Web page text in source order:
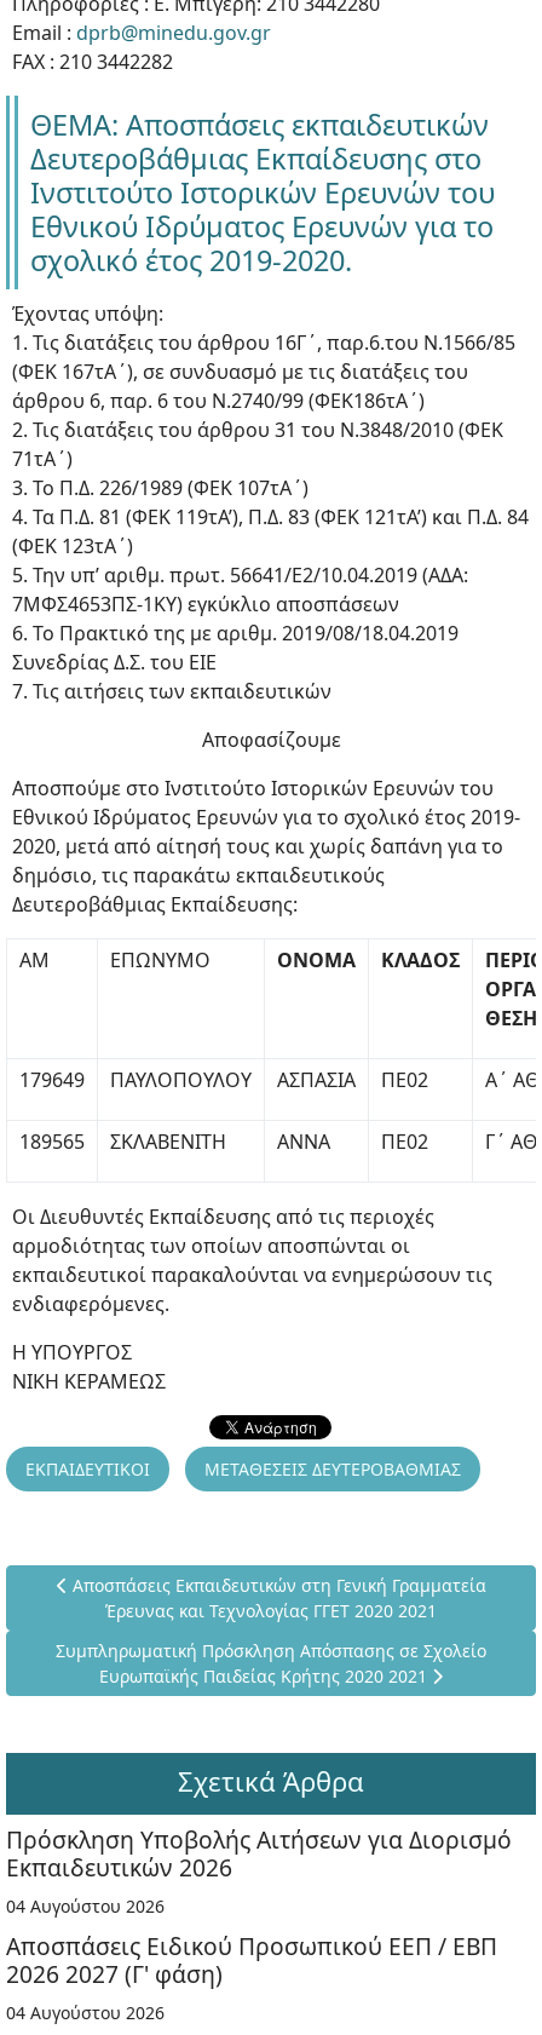
Email : dprb@minedu.gov.gr
FAX : 210 3442282
ΘΕΜΑ: Αποσπάσεις εκπαιδευτικών
Δευτεροβάθμιας Εκπαίδευσης στο
Ινστιτούτο Ιστορικών Ερευνών του
Εθνικού Ιδρύματος Ερευνών για το
σχολικό έτος 2019-2020.
Έχοντας υπόψη:
1. Τις διατάξεις του άρθρου 16Γ΄, παρ.6.του Ν.1566/85
(ΦΕΚ 167τΑ΄), σε συνδυασμό με τις διατάξεις του
άρθρου 6, παρ. 6 του Ν.2740/99 (ΦΕΚ186τΑ΄)
2. Τις διατάξεις του άρθρου 31 του Ν.3848/2010 (ΦΕΚ
71τΑ΄)
3. Το Π.Δ. 226/1989 (ΦΕΚ 107τΑ΄)
4. Τα Π.Δ. 81 (ΦΕΚ 119τΑ’), Π.Δ. 83 (ΦΕΚ 121τΑ’) και Π.Δ. 84
(ΦΕΚ 123τΑ΄)
5. Την υπ’ αριθμ. πρωτ. 56641/Ε2/10.04.2019 (ΑΔΑ:
7ΜΦΣ4653ΠΣ-1ΚΥ) εγκύκλιο αποσπάσεων
6. Το Πρακτικό της με αριθμ. 2019/08/18.04.2019
Συνεδρίας Δ.Σ. του ΕΙΕ
7. Τις αιτήσεις των εκπαιδευτικών
Αποφασίζουμε
Αποσπούμε στο Ινστιτούτο Ιστορικών Ερευνών του
Εθνικού Ιδρύματος Ερευνών για το σχολικό έτος 2019-
2020, μετά από αίτησή τους και χωρίς δαπάνη για το
δημόσιο, τις παρακάτω εκπαιδευτικούς
Δευτεροβάθμιας Εκπαίδευσης:
ΑΜ ΕΠΩΝΥΜΟ ΟΝΟΜΑ ΚΛΑΔΟΣ
179649 ΠΑΥΛΟΠΟΥΛΟΥ ΑΣΠΑΣΙΑ ΠΕ02 Α΄
189565 ΣΚΛΑΒΕΝΙΤΗ ΑΝΝΑ ΠΕ02 Γ΄
Οι Διευθυντές Εκπαίδευσης από τις περιοχές
αρμοδιότητας των οποίων αποσπώνται οι
εκπαιδευτικοί παρακαλούνται να ενημερώσουν τις
ενδιαφερόμενες.
Η ΥΠΟΥΡΓΟΣ
ΝΙΚΗ ΚΕΡΑΜΕΩΣ
ΕΚΠΑΙΔΕΥΤΙΚΟΙ ΜΕΤΑΘΕΣΕΙΣ ΔΕΥΤΕΡΟΒΑΘΜΙΑΣ
Προηγούμενο άρθρο: Αποσπάσεις Εκπαιδευτικών στη
Αποσπάσεις Εκπαιδευτικών στη Γενική Γραμματεία
Έρευνας και Τεχνολογίας ΓΓΕΤ 2020 2021
Επόμενο άρθρο: Συμπληρωματική Πρόσκληση Απόσπασης
Συμπληρωματική Πρόσκληση Απόσπασης σε Σχολείο
Ευρωπαϊκής Παιδείας Κρήτης 2020 2021
Σχετικά Άρθρα
Πρόσκληση Υποβολής Αιτήσεων για Διορισμό
Εκπαιδευτικών 2026
04 Αυγούστου 2026
Αποσπάσεις Ειδικού Προσωπικού ΕΕΠ / ΕΒΠ
2026 2027 (Γ' φάση)
04 Αυγούστου 2026